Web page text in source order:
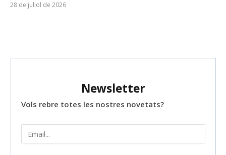
28 de juliol de 2026
Newsletter
Vols rebre totes les nostres novetats?